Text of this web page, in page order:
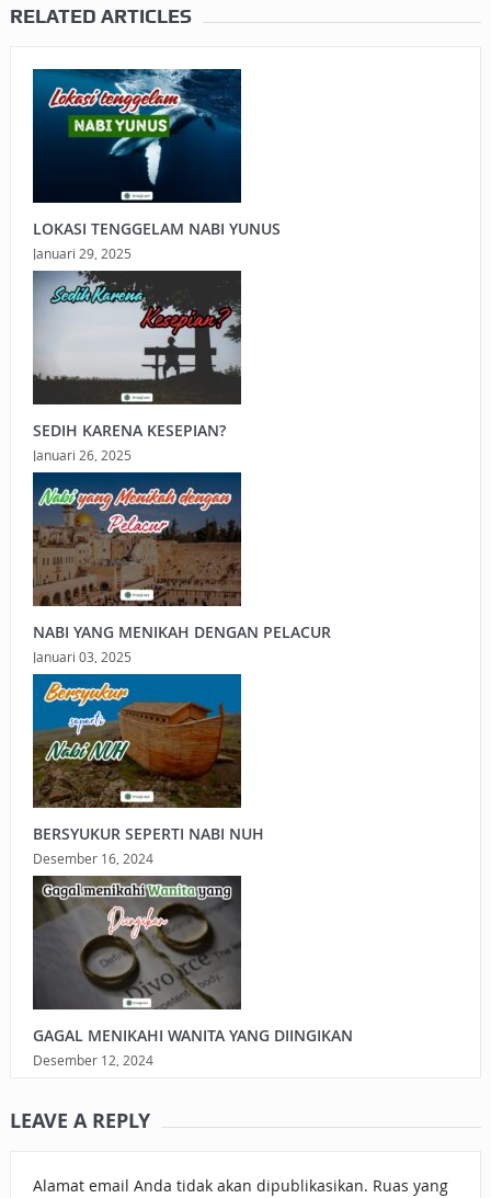
RELATED ARTICLES
LOKASI TENGGELAM NABI YUNUS
Januari 29, 2025
SEDIH KARENA KESEPIAN?
Januari 26, 2025
NABI YANG MENIKAH DENGAN PELACUR
Januari 03, 2025
BERSYUKUR SEPERTI NABI NUH
Desember 16, 2024
GAGAL MENIKAHI WANITA YANG DIINGIKAN
Desember 12, 2024
LEAVE A REPLY
Alamat email Anda tidak akan dipublikasikan. Ruas yang